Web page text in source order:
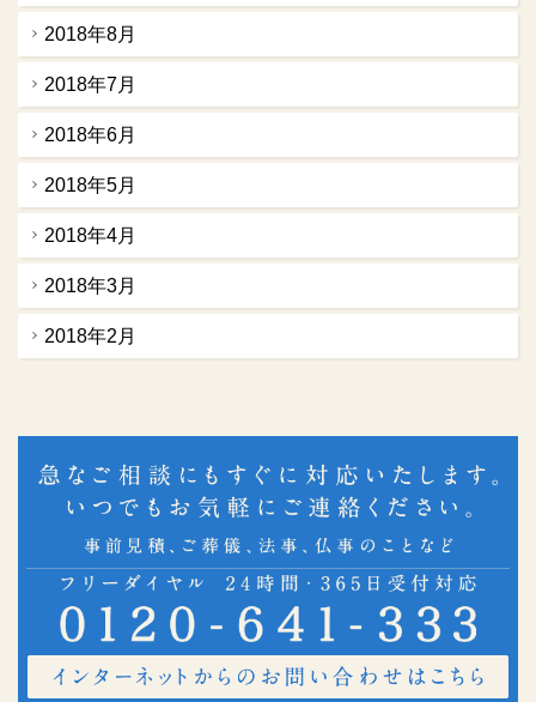
2018年8月
2018年7月
2018年6月
2018年5月
2018年4月
2018年3月
2018年2月